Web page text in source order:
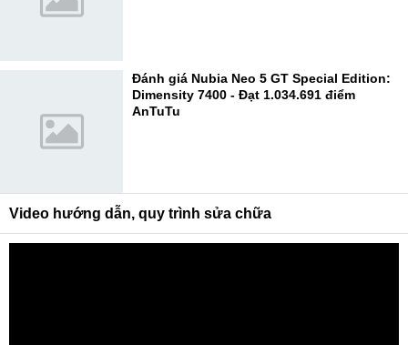
Đánh giá Nubia Neo 5 GT Special Edition:
Dimensity 7400 - Đạt 1.034.691 điểm
AnTuTu
Video hướng dẫn, quy trình sửa chữa